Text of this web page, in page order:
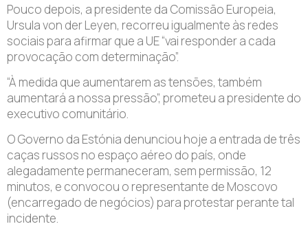
Pouco depois, a presidente da Comissão Europeia,
Ursula von der Leyen, recorreu igualmente às redes
sociais para afirmar que a UE “vai responder a cada
provocação com determinação”.
“À medida que aumentarem as tensões, também
aumentará a nossa pressão”, prometeu a presidente do
executivo comunitário.
O Governo da Estónia denunciou hoje a entrada de três
caças russos no espaço aéreo do país, onde
alegadamente permaneceram, sem permissão, 12
minutos, e convocou o representante de Moscovo
(encarregado de negócios) para protestar perante tal
incidente.